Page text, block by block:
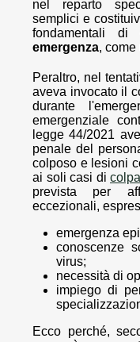
nel reparto
semplici e
fondamentali
emergenza, come
Peraltro, nel
aveva invocato il
durante
emergenziale
legge 44/2021
penale del
colposo e lesioni
ai soli casi di
prevista per
eccezionali,
emergenza
conoscenze
virus;
necessità di
impiego di
Ecco perché,